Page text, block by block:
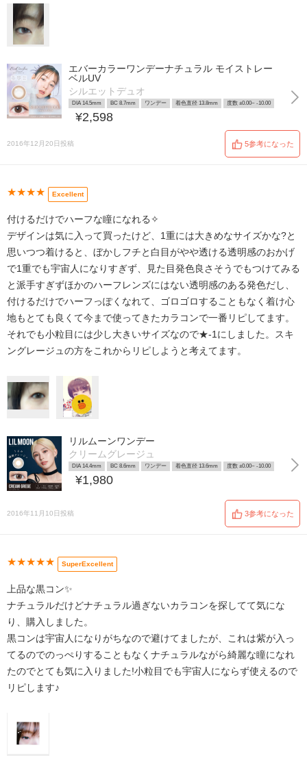
エバーカラーワンデーナチュラル モイストレー
ベルUV
シルエットデュオ
DIA 14.5mm BC 8.7mm ワンデー 着色直径 13.8mm 度数 ±0.00~ -10.00
¥2,598
2016年12月20日投稿 5参考になった
★★★★ Excellent
付けるだけでハーフな瞳になれる✧
デザインは気に入って買ったけど、1重には大きめなサイズかな?と
思いつつ着けると、ぼかしフチと白目がやや透ける透明感のおかげ
で1重でも宇宙人になりすぎず、見た目発色良さそうでもつけてみる
と派手すぎずほかのハーフレンズにはない透明感のある発色だし、
付けるだけでハーフっぽくなれて、ゴロゴロすることもなく着け心
地もとても良くて今まで使ってきたカラコンで一番リピしてます。
それでも小粒目には少し大きいサイズなので★-1にしました。スキ
ングレージュの方をこれからリピしようと考えてます。
リルムーンワンデー
クリームグレージュ
DIA 14.4mm BC 8.6mm ワンデー 着色直径 13.6mm 度数 ±0.00~ -10.00
¥1,980
2016年11月10日投稿 3参考になった
★★★★★ SuperExcellent
上品な黒コン✨
ナチュラルだけどナチュラル過ぎないカラコンを探してて気にな
り、購入しました。
黒コンは宇宙人になりがちなので避けてましたが、これは紫が入っ
てるのでのっぺりすることもなくナチュラルながら綺麗な瞳になれ
たのでとても気に入りました!小粒目でも宇宙人にならず使えるので
リピします♪